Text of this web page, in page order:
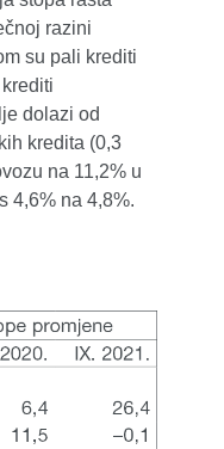
razini
su pali krediti
dolazi od
kredita (0,3
na 11,2% u
4,6% na 4,8%.